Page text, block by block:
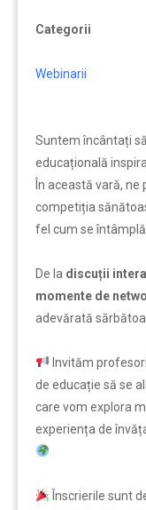
Categorii
Webinarii
Suntem încântați
educațională
În această vară,
competiția
fel cum se
De la discuții
momente de
adevărată
Invităm
de educație să se
care vom explora
experiența de
Înscrierile sunt